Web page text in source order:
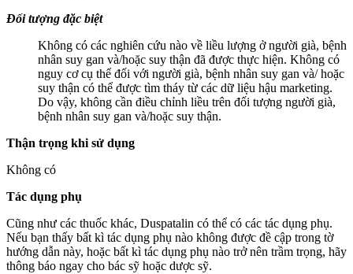
Đối tượng đặc biệt
Không có các nghiên cứu nào về liều lượng ở người già, bệnh
nhân suy gan và/hoặc suy thận đã được thực hiện. Không có
nguy cơ cụ thể đối với người già, bệnh nhân suy gan và/ hoặc
suy thận có thể được tìm tháy từ các dữ liệu hậu marketing.
Do vậy, không cần điều chỉnh liều trên đối tượng người già,
bệnh nhân suy gan và/hoặc suy thận.
Thận trọng khi sử dụng
Không có
Tác dụng phụ
Cũng như các thuốc khác, Duspatalin có thể có các tác dụng phụ.
Nếu bạn thấy bất kì tác dụng phụ nào không được đề cập trong tờ
hướng dẫn này, hoặc bất kì tác dụng phụ nào trở nên trầm trọng, hãy
thông báo ngay cho bác sỹ hoặc dược sỹ.